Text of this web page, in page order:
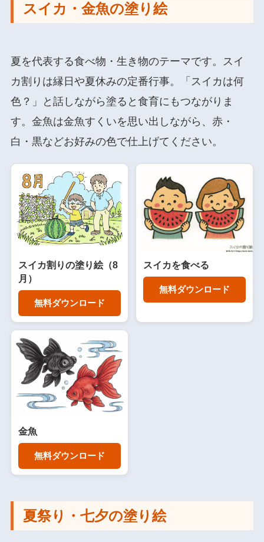
スイカ・金魚の塗り絵
夏を代表する食べ物・生き物のテーマです。スイ
カ割りは縁日や夏休みの定番行事。「スイカは何
色？」と話しながら塗ると食育にもつながりま
す。金魚は金魚すくいを思い出しながら、赤・
白・黒などお好みの色で仕上げてください。
スイカ割りの塗り絵（8
月）
無料ダウンロード
スイカを食べる
無料ダウンロード
金魚
無料ダウンロード
夏祭り・七夕の塗り絵